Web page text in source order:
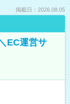
掲載日：2026.08.05
EC運営サ